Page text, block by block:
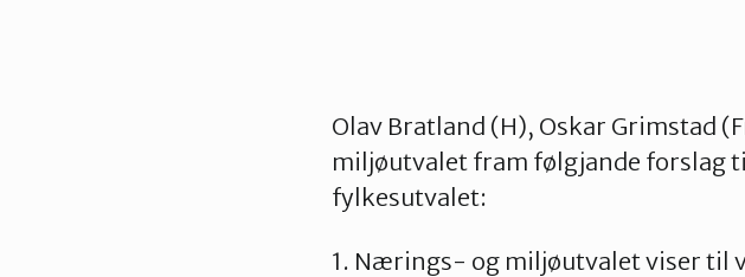
Olav Bratland (H), Oskar Grimstad
miljøutvalet fram følgjande forslag
fylkesutvalet:
1. Nærings- og miljøutvalet viser til